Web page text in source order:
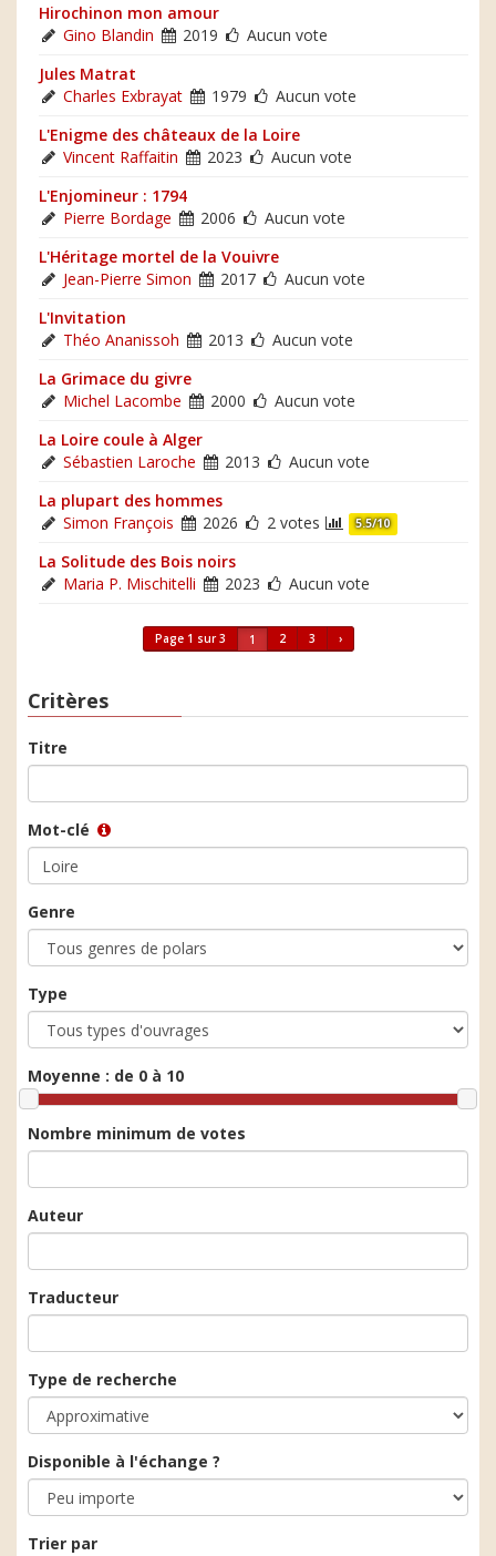
Hirochinon mon amour
Gino Blandin
2019
Aucun vote
Jules Matrat
Charles Exbrayat
1979
Aucun vote
L'Enigme des châteaux de la Loire
Vincent Raffaitin
2023
Aucun vote
L'Enjomineur : 1794
Pierre Bordage
2006
Aucun vote
L'Héritage mortel de la Vouivre
Jean-Pierre Simon
2017
Aucun vote
L'Invitation
Théo Ananissoh
2013
Aucun vote
La Grimace du givre
Michel Lacombe
2000
Aucun vote
La Loire coule à Alger
Sébastien Laroche
2013
Aucun vote
La plupart des hommes
Simon François
2026 2 votes 5.5/10
La Solitude des Bois noirs
Maria P. Mischitelli
2023 Aucun vote
Page 1 sur 3 1 2 3 ›
Critères
Titre
Mot-clé
Genre
Type
Moyenne : de 0 à 10
Nombre minimum de votes
Auteur
Traducteur
Type de recherche
Disponible à l'échange ?
Trier par